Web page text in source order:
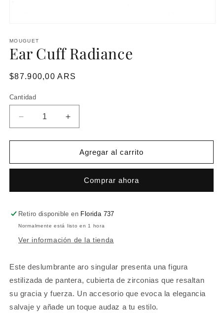
MOUGUET
Ear Cuff Radiance
Precio
$87.900,00 ARS
Cantidad
Reducir
cantidad
para
Cuff
Aumentar
cantidad
para
Ear
Cuff
Agregar al carrito
Comprar ahora
Retiro disponible en Florida 737
Normalmente está listo en 1 hora
Ver información de la tienda
Este deslumbrante aro singular presenta una figura
estilizada de pantera, cubierta de zirconias que resaltan
su gracia y fuerza. Un accesorio que evoca la elegancia
salvaje y añade un toque audaz a tu estilo.